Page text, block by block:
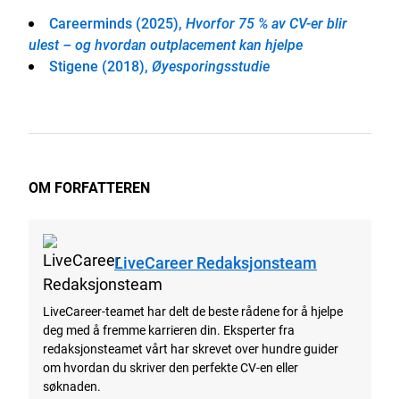
Careerminds (2025), Hvorfor 75 % av CV-er blir
ulest – og hvordan outplacement kan hjelpe
Stigene (2018), Øyesporingsstudie
OM FORFATTEREN
LiveCareer Redaksjonsteam
LiveCareer-teamet har delt de beste rådene for å hjelpe
deg med å fremme karrieren din. Eksperter fra
redaksjonsteamet vårt har skrevet over hundre guider
om hvordan du skriver den perfekte CV-en eller
søknaden.